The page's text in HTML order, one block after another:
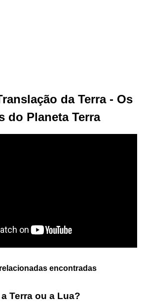
da Terra - Os
do Planeta Terra
encontradas
Terra ou a Lua?